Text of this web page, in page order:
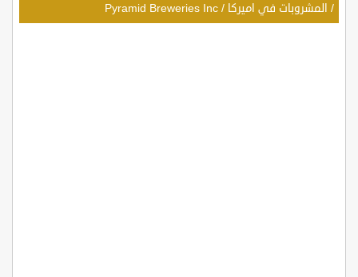
/ المشروبات في اميركا /
Pyramid Breweries Inc